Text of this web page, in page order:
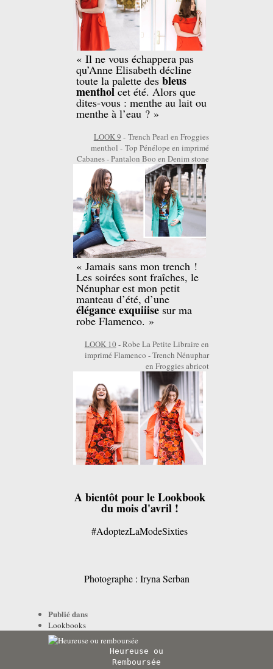
« Il ne vous échappera pas
qu’Anne Elisabeth décline
toute la palette desbleus
mentholcet été. Alors que
dites-vous : menthe au lait ou
menthe à l’eau ? »
LOOK 9 - Trench Pearl en Froggies
menthol - Top Pénélope en imprimé
Cabanes - Pantalon Boo en Denim stone
« Jamais sans mon trench !
Les soirées sont fraîches, le
Nénuphar est mon petit
manteau d’été, d’une
élégance exquiiise sur ma
robe Flamenco. »
LOOK 10 - Robe La Petite Libraire en
imprimé Flamenco - Trench Nénuphar
en Froggies abricot
A bientôt pour le Lookbook
du mois d'avril !
#AdoptezLaModeSixties
Photographe : Iryna Serban
Publié dans
Lookbooks
Heureuse ou
Remboursée